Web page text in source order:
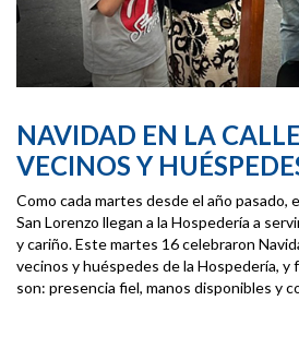
NAVIDAD EN LA
VECINOS Y
Como cada martes desde el año pasado,
San Lorenzo llegan a la Hospedería a
y cariño. Este martes 16 celebraron
vecinos y huéspedes de la Hospedería,
son: presencia fiel, manos disponibles y